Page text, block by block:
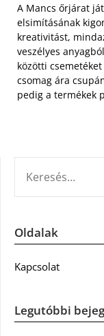
A Mancs őrjárat
elsimításának
kreativitást,
veszélyes
közötti
csomag ára
pedig a termékek
Oldalak
Kapcsolat
Legutóbbi